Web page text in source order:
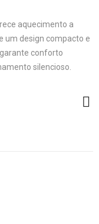
aquecimento a
um design compacto e
conforto
silencioso.